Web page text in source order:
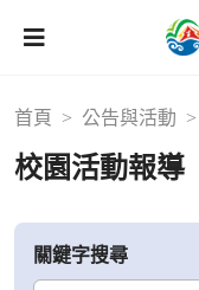
首頁 公告與活動
校園活動報導
關鍵字搜尋